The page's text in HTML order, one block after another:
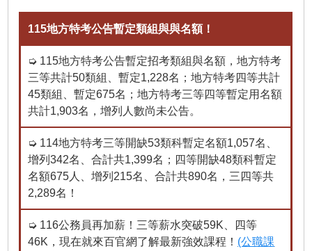
115地方特考公告暫定類組與與名額！
➭ 115地方特考公告暫定招考類組與名額，地方特考
三等共計50類組、暫定1,228名；地方特考四等共計
45類組、暫定675名；地方特考三等四等暫定用名額
共計1,903名，增列人數尚未公告。
➭ 114地方特考三等開缺53類科暫定名額1,057名、
增列342名、合計共1,399名；四等開缺48類科暫定
名額675人、增列215名、合計共890名，三四等共
2,289名！
➭ 116公務員再加薪！三等薪水突破59K、四等
46K，現在就來百官網了解最新強效課程！ (公職課